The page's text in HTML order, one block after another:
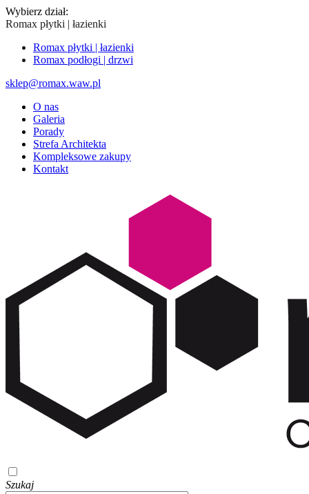
Wybierz dział:
Romax płytki | łazienki
Romax płytki | łazienki
Romax podłogi | drzwi
sklep@romax.waw.pl
O nas
Galeria
Porady
Strefa Architekta
Kompleksowe zakupy
Kontakt
Szukaj